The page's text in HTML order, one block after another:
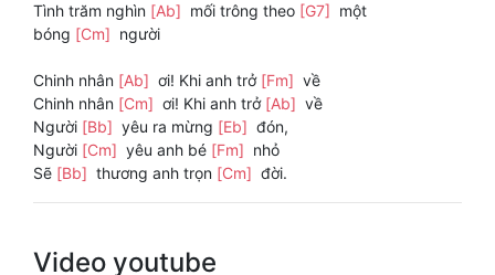
Tình trăm nghìn [Ab] mối trông theo [G7] một
bóng [Cm] người
Chinh nhân [Ab] ơi! Khi anh trở [Fm] về
Chinh nhân [Cm] ơi! Khi anh trở [Ab] về
Người [Bb] yêu ra mừng [Eb] đón,
Người [Cm] yêu anh bé [Fm] nhỏ
Sẽ [Bb] thương anh trọn [Cm] đời.
Video youtube